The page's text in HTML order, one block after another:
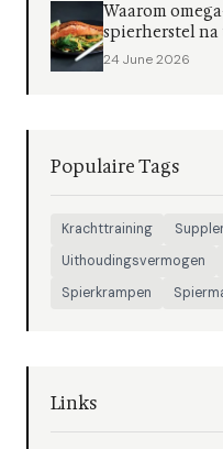
Waarom
spierherstel
24 June 2026
Populaire Tags
Krachttraining
Uithoudingsvermogen
Spierkrampen
Links